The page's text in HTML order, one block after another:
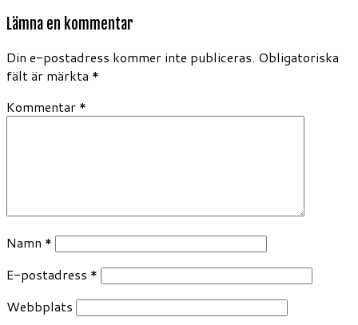
Lämna en kommentar
Din e-postadress kommer inte publiceras. Obligatoriska
fält är märkta *
Kommentar *
Namn *
E-postadress *
Webbplats